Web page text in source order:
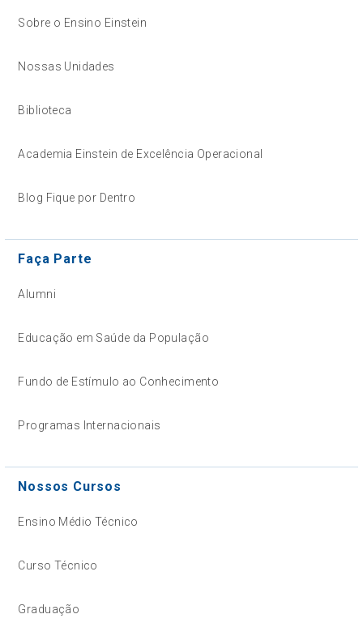
Sobre o Ensino Einstein
Nossas Unidades
Biblioteca
Academia Einstein de Excelência Operacional
Blog Fique por Dentro
Faça Parte
Alumni
Educação em Saúde da População
Fundo de Estímulo ao Conhecimento
Programas Internacionais
Nossos Cursos
Ensino Médio Técnico
Curso Técnico
Graduação